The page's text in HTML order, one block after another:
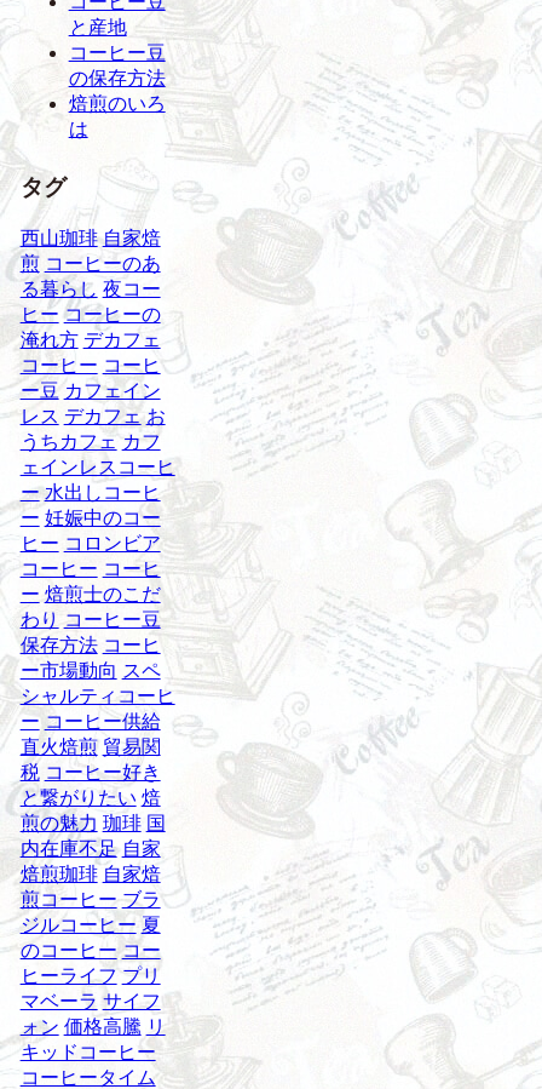
と産地
コーヒー豆
の保存方法
焙煎のいろ
は
タグ
西山珈琲 自家焙
煎 コーヒーのあ
る暮らし 夜コー
ヒー コーヒーの
淹れ方 デカフェ
コーヒー コーヒ
ー豆 カフェイン
レス デカフェ お
うちカフェ カフ
ェインレスコーヒ
ー 水出しコーヒ
ー 妊娠中のコー
ヒー コロンビア
コーヒー コーヒ
ー 焙煎士のこだ
わり コーヒー豆
保存方法 コーヒ
ー市場動向 スペ
シャルティコーヒ
ー コーヒー供給
直火焙煎 貿易関
税 コーヒー好き
と繋がりたい 焙
煎の魅力 珈琲 国
内在庫不足 自家
焙煎珈琲 自家焙
煎コーヒー ブラ
ジルコーヒー 夏
のコーヒー コー
ヒーライフ プリ
マベーラ サイフ
ォン 価格高騰 リ
キッドコーヒー
コーヒータイム